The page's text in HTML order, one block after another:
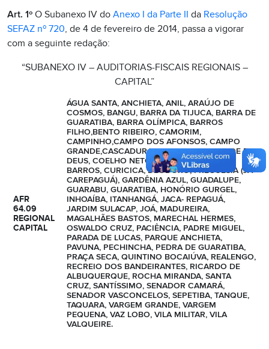
Art. 1º O Subanexo IV do Anexo I da Parte II da Resolução
SEFAZ nº 720, de 4 de fevereiro de 2014, passa a vigorar
com a seguinte redação:
“SUBANEXO IV – AUDITORIAS-FISCAIS REGIONAIS –
CAPITAL”
AFR
64.09
REGIONAL
CAPITAL
ÁGUA SANTA, ANCHIETA, ANIL, ARAÚJO DE
COSMOS, BANGU, BARRA DA TIJUCA, BARRA DE
GUARATIBA, BARRA OLÍMPICA, BARROS
FILHO,BENTO RIBEIRO, CAMORIM,
CAMPINHO,CAMPO DOS AFONSOS, CAMPO
GRANDE,CASCADURA, CAVALCANTI, CIDADE DE
DEUS, COELHO NETO, COSMOS, COSTA
BARROS, CURICICA, DEODORO, FREGUESIA (JA-
CAREPAGUÁ), GARDÊNIA AZUL, GUADALUPE,
GUARABU, GUARATIBA, HONÓRIO GURGEL,
INHOAÍBA, ITANHANGÁ, JACA- REPAGUÁ,
JARDIM SULACAP, JOÁ, MADUREIRA,
MAGALHÃES BASTOS, MARECHAL HERMES,
OSWALDO CRUZ, PACIÊNCIA, PADRE MIGUEL,
PARADA DE LUCAS, PARQUE ANCHIETA,
PAVUNA, PECHINCHA, PEDRA DE GUARATIBA,
PRAÇA SECA, QUINTINO BOCAIÚVA, REALENGO,
RECREIO DOS BANDEIRANTES, RICARDO DE
ALBUQUERQUE, ROCHA MIRANDA, SANTA
CRUZ, SANTÍSSIMO, SENADOR CAMARÁ,
SENADOR VASCONCELOS, SEPETIBA, TANQUE,
TAQUARA, VARGEM GRANDE, VARGEM
PEQUENA, VAZ LOBO, VILA MILITAR, VILA
VALQUEIRE.